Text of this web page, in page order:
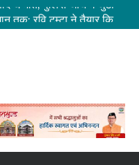
अल्मोड़ा के गांव से आसमान तक: रवि टम्टा ने तैयार किया पर्सनल फ्लाइंग व्हीकल, सफल ट्रायल से मची चर्चा
CM धामी का बड़ा तोहफा, 9.87 लाख पेंशन लाभार्थियों को ₹146.32 करोड़ की पेंशन राशि जारी